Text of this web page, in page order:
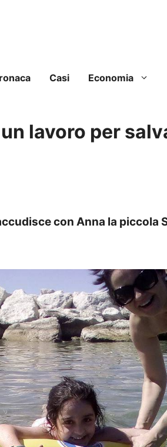
Casi Economia
lavoro per
con Anna la piccola